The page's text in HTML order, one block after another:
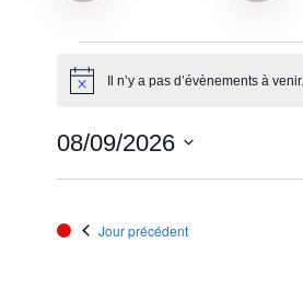
Évènements
for
août
9,
2026
Notice Il n’y a pas d’évènements à venir.
08/09/2026
Jour précédent